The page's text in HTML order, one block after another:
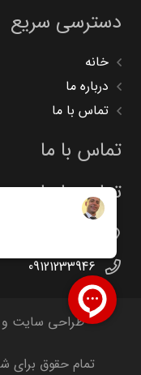
دسترسی سریع
خانه
درباره ما
تماس با ما
تماس با ما
تماس با ما
تهران -جاده
09121233946
طراحی سایت
تمام حقوق برای